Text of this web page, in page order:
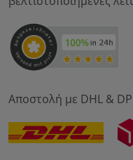
Αποστολή με DHL &